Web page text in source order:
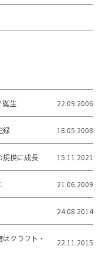
誕生 22.09.2006
録 18.05.2008
規模に成長 15.11.2021
21.06.2009
24.08.2014
クラフト・
22.11.2015